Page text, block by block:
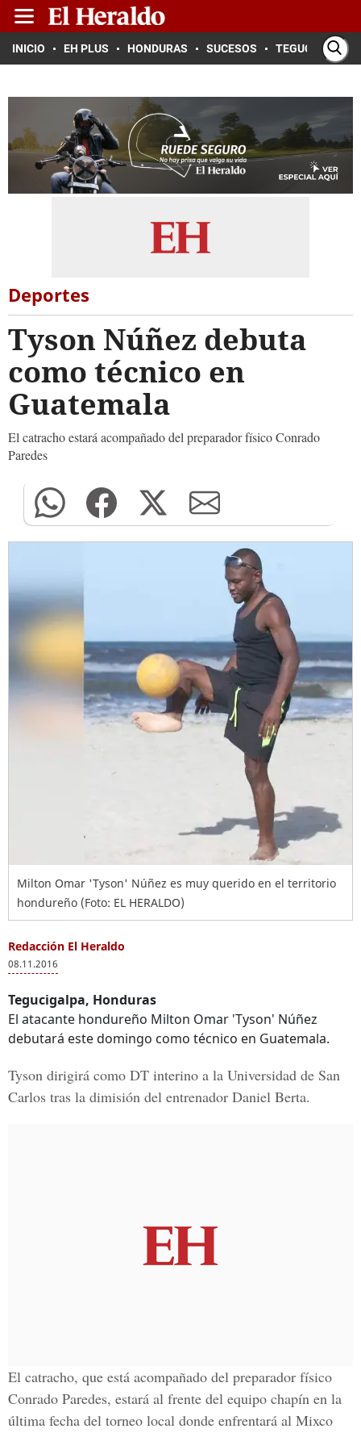
INICIO EH PLUS HONDURAS SUCESOS TEGUCIGALPA
Deportes
Tyson Núñez debuta
como técnico en
Guatemala
El catracho estará acompañado del preparador físico Conrado
Paredes
Milton Omar 'Tyson' Núñez es muy querido en el territorio
hondureño (Foto: EL HERALDO)
Redacción El Heraldo
08.11.2016
Tegucigalpa, Honduras
El atacante hondureño Milton Omar 'Tyson' Núñez
debutará este domingo como técnico en Guatemala.
Tyson dirigirá como DT interino a la Universidad de San
Carlos tras la dimisión del entrenador Daniel Berta.
El catracho, que está acompañado del preparador físico
Conrado Paredes, estará al frente del equipo chapín en la
última fecha del torneo local donde enfrentará al Mixco